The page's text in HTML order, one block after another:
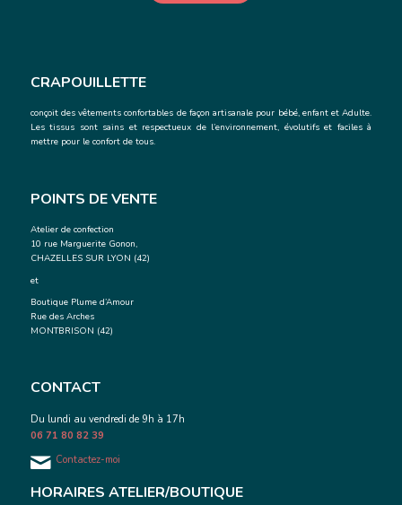
CRAPOUILLETTE
conçoit des vêtements confortables de façon artisanale pour bébé, enfant et Adulte.
Les tissus sont sains et respectueux de l’environnement, évolutifs et faciles à
mettre pour le confort de tous.
POINTS DE VENTE
Atelier de confection
10 rue Marguerite Gonon,
CHAZELLES SUR LYON (42)
et
Boutique Plume d’Amour
Rue des Arches
MONTBRISON (42)
CONTACT
Du lundi au vendredi de 9h à 17h
06 71 80 82 39
Contactez-moi
HORAIRES ATELIER/BOUTIQUE